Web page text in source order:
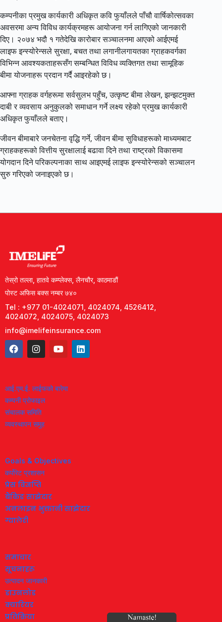
कम्पनीका प्रमुख कार्यकारी अधिकृत कवि फुयाँलले पाँचौ वार्षिकोत्सवका
अवसरमा अन्य विविध कार्यक्रमहरू आयोजना गर्न लागिएको जानकारी
दिए। २०७४ भदौ १ गतेदेखि कारोबार सञ्चालनमा आएको आईएमई
लाइफ इन्स्योरेन्सले सुरक्षा, बचत तथा लगानीलगायतका ग्राहकवर्गका
विभिन्न आवश्यकताहरूसँग सम्बन्धित विविध व्यक्तिगत तथा सामूहिक
बीमा योजनाहरू प्रदान गर्दै आइरहेको छ।
आफ्ना ग्राहक वर्गहरूमा सर्वसुलभ पहुँच, उत्कृष्ट बीमा लेखन, झन्झटमुक्त
दाबी र व्यवसाय अनुकुलको समाधान गर्ने लक्ष्य रहेको प्रमुख कार्यकारी
अधिकृत फुयाँलले बताए।
जीवन बीमाबारे जनचेतना वृद्धि गर्ने, जीवन बीमा सुविधाहरूको माध्यमबाट
ग्राहकहरूको वित्तीय सुरक्षालाई बढावा दिने तथा राष्ट्रको विकासमा
योगदान दिने परिकल्पनाका साथ आइएमई लाइफ इन्स्योरेन्सको सञ्चालन
सुरु गरिएको जनाइएको छ।
तेस्रो तल्ला, हातवे कम्प्लेक्स, लैनचौर, काठमाडौं
पोस्ट अफिस बक्स नम्बर ७४०
Tel : +977 01-4024071, 4024074, 4526412,
4024072, 4024075, 4024073
info@imelifeinsurance.com
आई.एम.ई. लाईफको बारेमा
कम्पनी प्रोफाइल
संचालक समिति
व्यवस्थापन समुह
Goals & Objectives
कर्पोरेट प्रशासन
प्रेस विज्ञप्ति
बैंकिङ साझेदार
अनलाइन भुक्तानी साझेदार
ग्यालेरी
समाचार
सूचनाहरू
उत्पादन जानकारी
डाउनलोड
क्यारियर
प्रतिक्रिया